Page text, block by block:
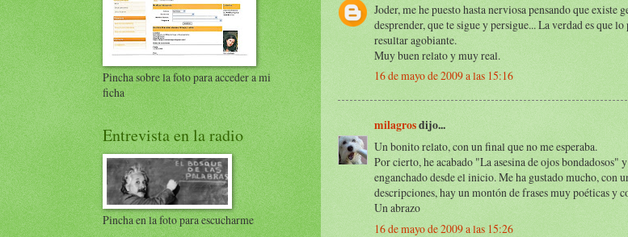
Joder, me he puesto hasta nerviosa pensando que existe
desprender, que te sigue y persigue... La verdad es que
resultar agobiante.
Muy buen relato y muy real.
16 de mayo de 2009 a las 15:16
milagrosdijo...
Un bonito relato, con un final que no me esperaba.
Por cierto, he acabado "La asesina de ojos bondadosos"
enganchado desde el inicio. Me ha gustado mucho, con
descripciones, hay un montón de frases muy poéticas y
Un abrazo
16 de mayo de 2009 a las 15:26
Pincha sobre la foto para acceder a mi
ficha
Entrevista en la radio
Pincha en la foto para escucharme